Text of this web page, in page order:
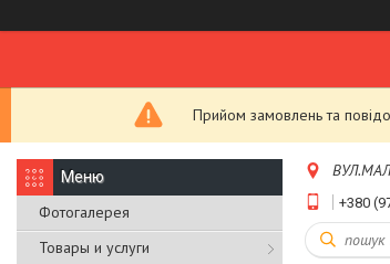
Прийом замовлень та
Фотогалерея
Товары и услуги
+380